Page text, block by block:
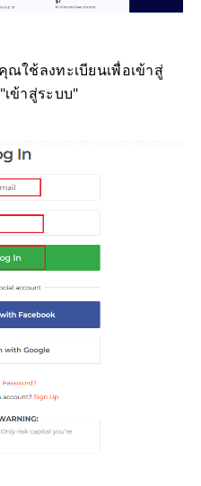
ณใช้ลงทะเบียนเพื่อเข้าสู่
ข้าสู่ระบบ"